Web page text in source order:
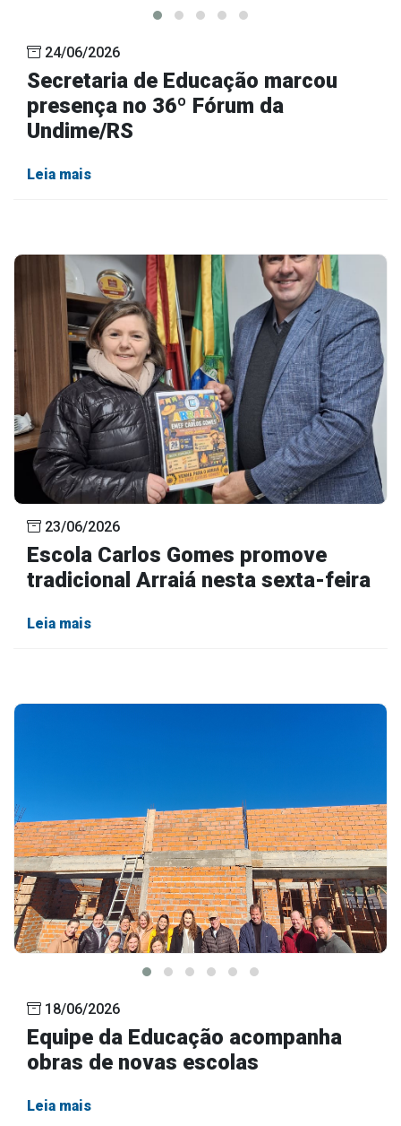
24/06/2026
Secretaria de Educação marcou
presença no 36º Fórum da
Undime/RS
Leia mais
23/06/2026
Escola Carlos Gomes promove
tradicional Arraiá nesta sexta-feira
Leia mais
18/06/2026
Equipe da Educação acompanha
obras de novas escolas
Leia mais